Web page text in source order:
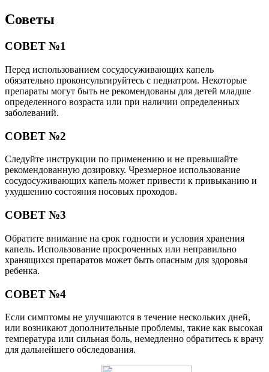
Советы
СОВЕТ №1
Перед использованием сосудосуживающих капель
обязательно проконсультируйтесь с педиатром. Некоторые
препараты могут быть не рекомендованы для детей младше
определенного возраста или при наличии определенных
заболеваний.
СОВЕТ №2
Следуйте инструкции по применению и не превышайте
рекомендованную дозировку. Чрезмерное использование
сосудосуживающих капель может привести к привыканию и
ухудшению состояния носовых проходов.
СОВЕТ №3
Обратите внимание на срок годности и условия хранения
капель. Использование просроченных или неправильно
хранящихся препаратов может быть опасным для здоровья
ребенка.
СОВЕТ №4
Если симптомы не улучшаются в течение нескольких дней,
или возникают дополнительные проблемы, такие как высокая
температура или сильная боль, немедленно обратитесь к врачу
для дальнейшего обследования.